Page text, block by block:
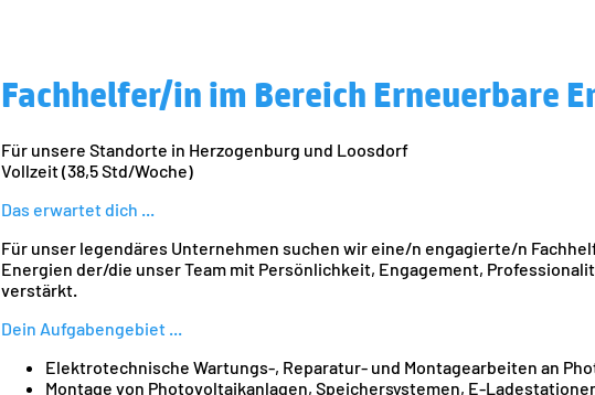
Fachhelfer/in im Bereich Erneuerbare
Für unsere Standorte in Herzogenburg und Loosdorf
Vollzeit (38,5 Std/Woche)
Das erwartet dich ...
Für unser legendäres Unternehmen suchen wir eine/n engagierte/n
Energien der/die unser Team mit Persönlichkeit, Engagement,
verstärkt.
Dein Aufgabengebiet ...
Elektrotechnische Wartungs-, Reparatur- und Montagearbeiten an
Montage von Photovoltaikanlagen, Speichersystemen, E-